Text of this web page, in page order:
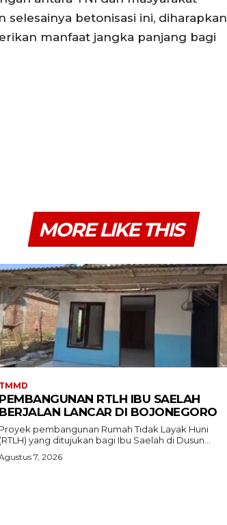
betonisasi ini, diharapkan
manfaat jangka panjang bagi
MORE LIKE THIS
TMMD
PEMBANGUNAN RTLH IBU SAELAH
BERJALAN LANCAR DI BOJONEGORO
Proyek pembangunan Rumah Tidak Layak Huni
(RTLH) yang ditujukan bagi Ibu Saelah di Dusun...
7, 2026